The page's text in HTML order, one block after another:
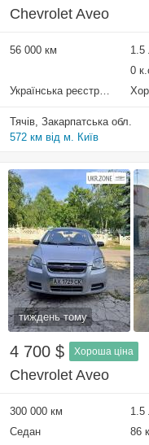
Chevrolet Aveo
56 000 км 1.5
0
Українська реєстрація
Тячів, Закарпатська обл.
572 км від м. Київ
тиждень тому
4 700 $ Хороша ціна
Chevrolet Aveo
300 000 км 1.5
Седан
86